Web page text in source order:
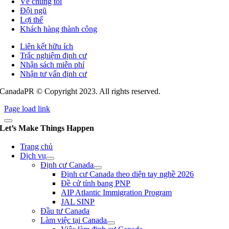
Đội ngũ
Lợi thế
Khách hàng thành công
Liên kết hữu ích
Trắc nghiệm định cư
Nhận sách miễn phí
Nhận tư vấn định cư
CanadaPR © Copyright 2023. All rights reserved.
Page load link
Let’s Make Things Happen
Trang chủ
Dịch vụ
Định cư Canada
Định cư Canada theo diện tay nghề 2026
Đề cử tỉnh bang PNP
AIP Atlantic Immigration Program
JAL SINP
Đầu tư Canada
Làm việc tại Canada